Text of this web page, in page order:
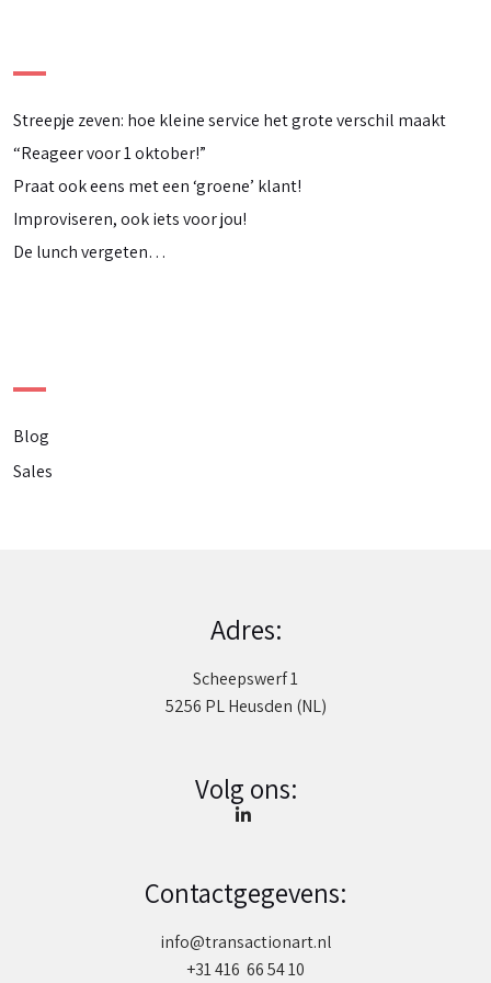
Streepje zeven: hoe kleine service het grote verschil maakt
“Reageer voor 1 oktober!”
Praat ook eens met een ‘groene’ klant!
Improviseren, ook iets voor jou!
De lunch vergeten…
Blog
Sales
Adres:
Scheepswerf 1
5256 PL Heusden (NL)
Volg ons:
Contactgegevens:
info@transactionart.nl
+31 416 66 54 10